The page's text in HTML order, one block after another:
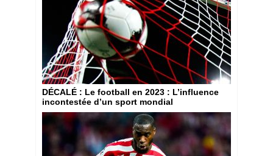
DÉCALÉ : Le football en 2023 : L’influence
incontestée d’un sport mondial